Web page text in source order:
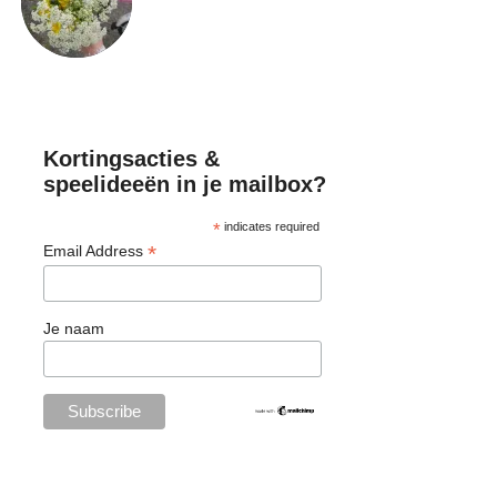
Kortingsacties &
speelideeën in je mailbox?
* indicates required
Email Address *
Je naam